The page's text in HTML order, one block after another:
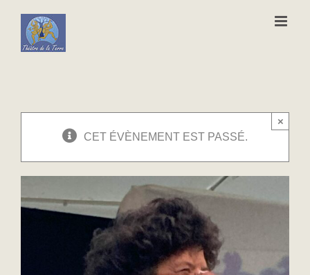
contenu
CET ÉVÈNEMENT EST PASSÉ.
×